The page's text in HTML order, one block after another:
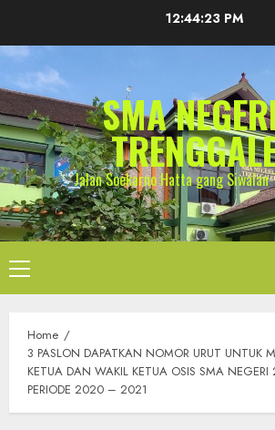
content
12:44:24 PM
SMA
Jalan Soekarno Hatta gang Siwalan
Primary
Menu
Home
3 PASLON DAPATKAN NOMOR URUT UNTUK
KETUA DAN WAKIL KETUA OSIS SMA
PERIODE 2020 – 2021